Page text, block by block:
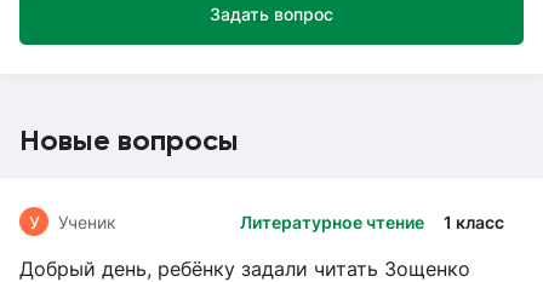
Задать вопрос
Новые вопросы
Литературное чтение 1 класс
У Ученик
Добрый день, ребёнку задали читать Зощенко